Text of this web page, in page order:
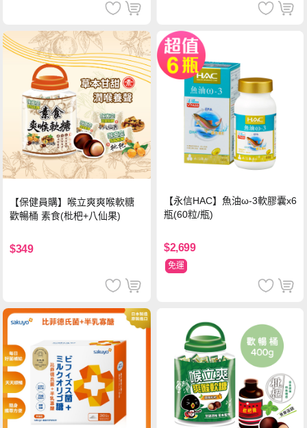
【保健員購】喉立爽爽喉軟糖
歡暢桶 素食(枇杷+八仙果)
$349
【永信HAC】魚油ω-3軟膠囊x6
瓶(60粒/瓶)
$2,699
免運